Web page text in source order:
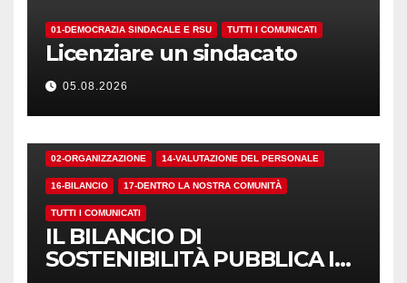
01-DEMOCRAZIA SINDACALE E RSU TUTTI I COMUNICATI
Licenziare un sindacato
05.08.2026
02-ORGANIZZAZIONE 14-VALUTAZIONE DEL PERSONALE
16-BILANCIO 17-DENTRO LA NOSTRA COMUNITÀ
TUTTI I COMUNICATI
IL BILANCIO DI
SOSTENIBILITÀ PUBBLICA I